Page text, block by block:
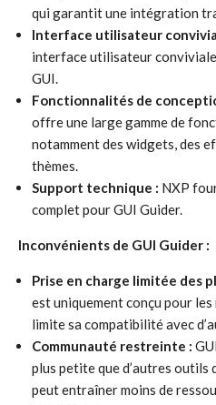
qui garantit une intégration
Interface utilisateur
interface utilisateur
GUI.
Fonctionnalités de
offre une large gamme de
notamment des widgets, des
thèmes.
Support technique : NXP
complet pour GUI Guider.
Inconvénients de GUI Guider :
Prise en charge limitée des
est uniquement conçu pour
limite sa compatibilité avec
Communauté restreinte :
plus petite que d’autres outils
peut entraîner moins de